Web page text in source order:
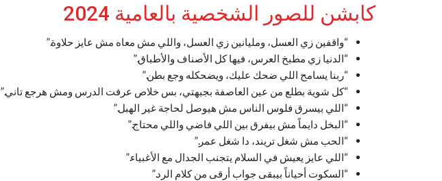
كابشن للصور الشخصية بالعامية 2024
“واقفين زي العسل، ومليانين زي العسل، واللي مش معاه مش عايز حلاوة.”
“الدنيا زي مطبخ العرس، فيها كل الأصناف والأطباق.”
“ربنا يسامح اللي ضحك عليك، ويضحكله وجع بطن.”
“كل شوية بطلع من عين العاصفة بجبهتي، بس خلاص عرفت الدرس ومش هرجع تاني.”
“اللي بيسرق فلوس الناس مش هيوصل لحاجة غير الهبل.”
“البخل دايماً مش بيفرق بين اللي فاضي واللي محتاج.”
“الحب مش شغل تريند، دا شغل عمر.”
“اللي عايز يعيش في السلام يتجنب الجدال مع الأغبياء.”
“السكوت أحياناً بيبقى جواب أرقى من كلام الرد.”